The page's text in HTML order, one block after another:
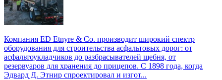
Компания ED Etnyre & Co. производит широкий спектр
оборудования для строительства асфальтовых дорог: от
асфальтоукладчиков до разбрасывателей щебня, от
резервуаров для хранения до прицепов. С 1898 года, когда
Эдвард Д. Этнир спроектировал и изгот...